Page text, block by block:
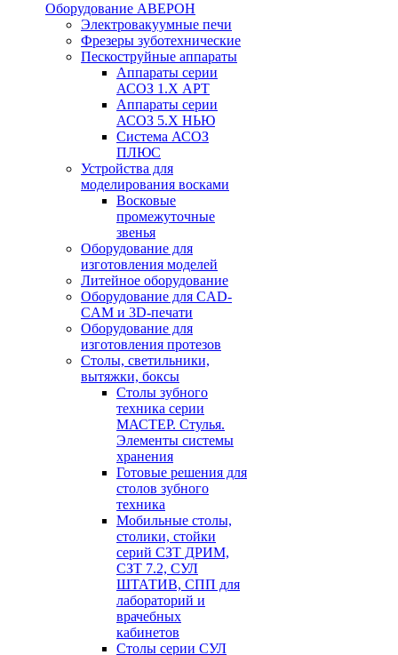
Оборудование АВЕРОН
Электровакуумные печи
Фрезеры зуботехнические
Пескоструйные аппараты
Аппараты серии
АСОЗ 1.Х АРТ
Аппараты серии
АСОЗ 5.Х НЬЮ
Система АСОЗ
ПЛЮС
Устройства для
моделирования восками
Восковые
промежуточные
звенья
Оборудование для
изготовления моделей
Литейное оборудование
Оборудование для CAD-
CAM и 3D-печати
Оборудование для
изготовления протезов
Cтолы, светильники,
вытяжки, боксы
Столы зубного
техника серии
МАСТЕР. Стулья.
Элементы системы
хранения
Готовые решения для
столов зубного
техника
Мобильные столы,
столики, стойки
серий СЗТ ДРИМ,
СЗТ 7.2, СУЛ
ШТАТИВ, СПП для
лабораторий и
врачебных
кабинетов
Столы серии СУЛ